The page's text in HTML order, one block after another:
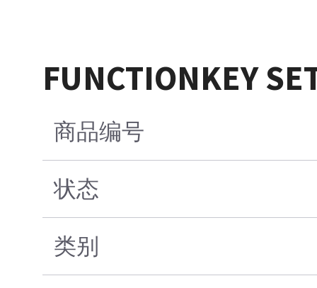
FUNCTIONKEY
商品编号
状态
类别